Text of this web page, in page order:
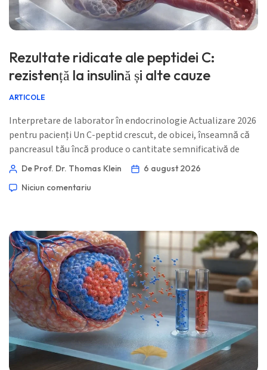
Rezultate ridicate ale peptidei C:
rezistență la insulină și alte cauze
ARTICOLE
Interpretare de laborator în endocrinologie Actualizare 2026
pentru pacienți Un C-peptid crescut, de obicei, înseamnă că
pancreasul tău încă produce o cantitate semnificativă de
insulină, adesea deoarece organismul are nevoie de insulină
glucozei, A1c, medicamentele, momentul meselor și eGFR
De Prof. Dr. Thomas Klein
6 august 2026
Niciun comentariu